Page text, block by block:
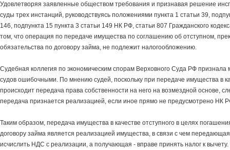
Удовлетворяя заявленные обществом требования и признавая решение
суды трех инстанций, руководствуясь положениями пункта 1 статьи 39,
146, подпункта 15 пункта 3 статьи 149 НК РФ, статьи 807 Гражданского
том, что операция по передаче имущества по соглашению об отступном,
обязательства по договору займа, не подлежит налогообложению.
Судебная коллегия по экономическим спорам Верховного Суда РФ
судов ошибочными. По мнению судей, поскольку при передаче имущества в
происходит передача права собственности на него на возмездной основе,
передача признается реализацией, если иное прямо не предусмотрено НК
Таким образом, передача имущества в качестве отступного в целях
договору займа является реализацией имущества, в связи с чем
исчислить НДС с реализации, а получающая - вправе принять налог к вычету.